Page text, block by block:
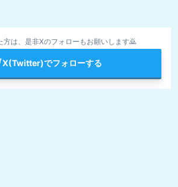
方は、是非Xのフォローもお願いします🙇
X(Twitter)でフォローする